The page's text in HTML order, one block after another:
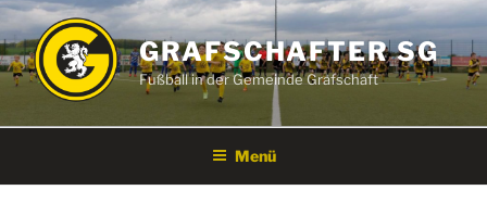
Zum
Inhalt
springen
GRAFSCHAFTER SG
Fußball in der Gemeinde Grafschaft
Menü